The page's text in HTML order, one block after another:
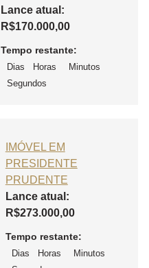
Lance atual:
R$170.000,00
Tempo restante:
Dias Horas
Minutos
Segundos
IMÓVEL EM
PRESIDENTE
PRUDENTE
Lance atual:
R$273.000,00
Tempo restante:
Dias Horas
Minutos